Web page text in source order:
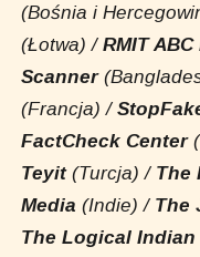
(Bośnia i
(Łotwa) /RMIT
Scanner
(Francja) /
FactCheck Center
Teyit(Turcja) / The
Media (Indie) / The
The Logical Indian